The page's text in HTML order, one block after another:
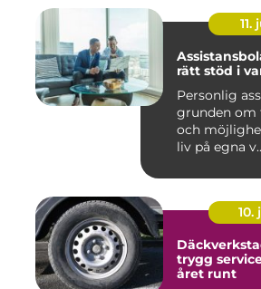
11.
Assistansbolag så
rätt stöd i
Personlig
grunden
och
liv på egna
10.
trygg
året runt